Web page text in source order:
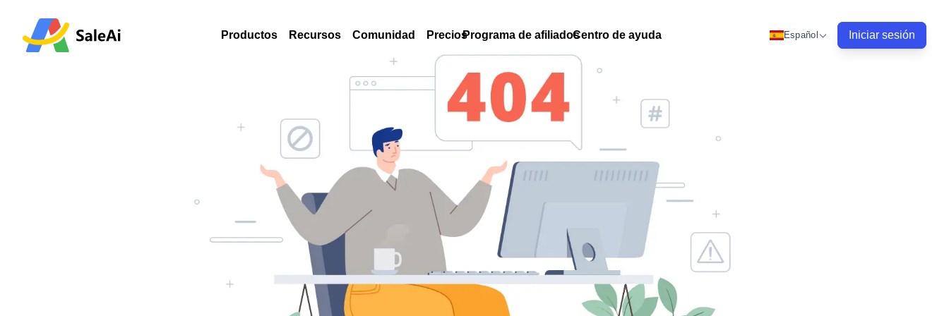
Productos Recursos Comunidad PreciosPrograma de afiliadosCentro de ayuda Español Iniciar sesión